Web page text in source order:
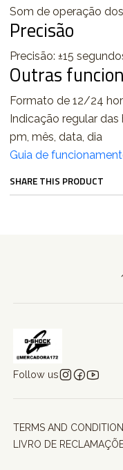
Som de operação
Precisão
Precisão: ±15
Outras
Formato de 12/24
Indicação regular das
pm, mês, data, dia
Guia de
SHARE THIS PRODUCT
Follow us
TERMS AND
LIVRO DE